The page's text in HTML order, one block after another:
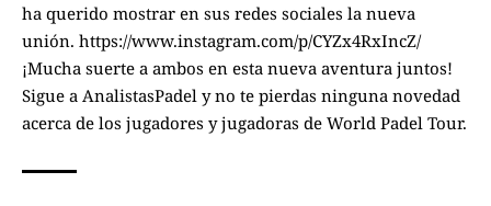
ha querido mostrar en sus redes sociales la nueva
unión. https://www.instagram.com/p/CYZx4RxIncZ/
¡Mucha suerte a ambos en esta nueva aventura juntos!
Sigue a AnalistasPadel y no te pierdas ninguna novedad
acerca de los jugadores y jugadoras de World Padel Tour.